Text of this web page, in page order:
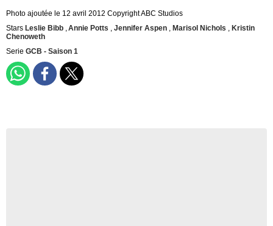
Photo ajoutée le 12 avril 2012 Copyright ABC Studios
Stars Leslie Bibb ,Annie Potts , Jennifer Aspen , Marisol Nichols , Kristin
Chenoweth
Serie GCB - Saison 1